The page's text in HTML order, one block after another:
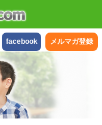
メルマガ登録
facebook